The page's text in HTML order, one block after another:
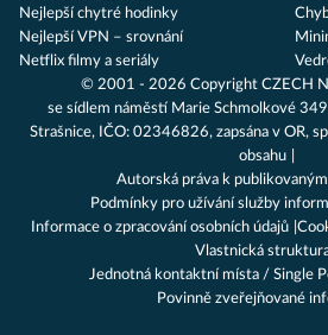
Nejlepší chytré hodinky
Nejlepší VPN – srovnání
Netflix filmy a seriály
© 2001 - 2026 Copyright CZECH
se sídlem náměstí Marie Schmolkové
Strašnice, IČO: 02346826, zapsána v OR,
obsahu
Autorská práva k
Podmínky pro užívání služby
Informace o zpracování osobních údajů
Vlastnická
Jednotná kontaktní místa / Single
Povinně zveřejňované